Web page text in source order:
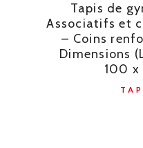
Tapis de
Associatifs et
– Coins
Dimensions
100 x